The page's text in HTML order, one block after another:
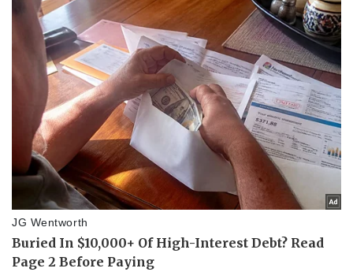
Pháp luật
Vụ án
Tin nóng
Tư vấn luật
Quân sự - Quốc phòng
Vũ khí
Việt Nam
Phân tích